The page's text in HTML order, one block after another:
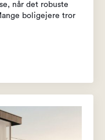
når det robuste
boligejere tror